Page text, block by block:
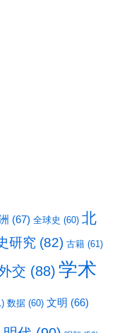
(67) 全球史 (60) 北
研究 (82) 古籍 (61)
交 (88) 学术
数据 (60) 文明 (66)